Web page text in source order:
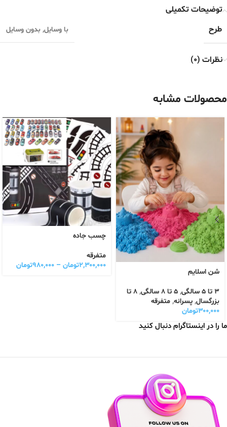
توضیحات تکمیلی
طرح
با وسایل, بدون وسایل
نظرات (0)
محصولات مشابه
شن اسلایم
3 تا 5 سالگی , 5 تا 8 سالگی ,
8 تا
بزرگسال, پسرانه, متفرقه
۳۰۰,۰۰۰تومان
چسب جاده
متفرقه
۲,۳۰۰,۰۰۰تومان – ۹۸۰,۰۰۰تومان
ما را در اینستاگرام دنبال کنید